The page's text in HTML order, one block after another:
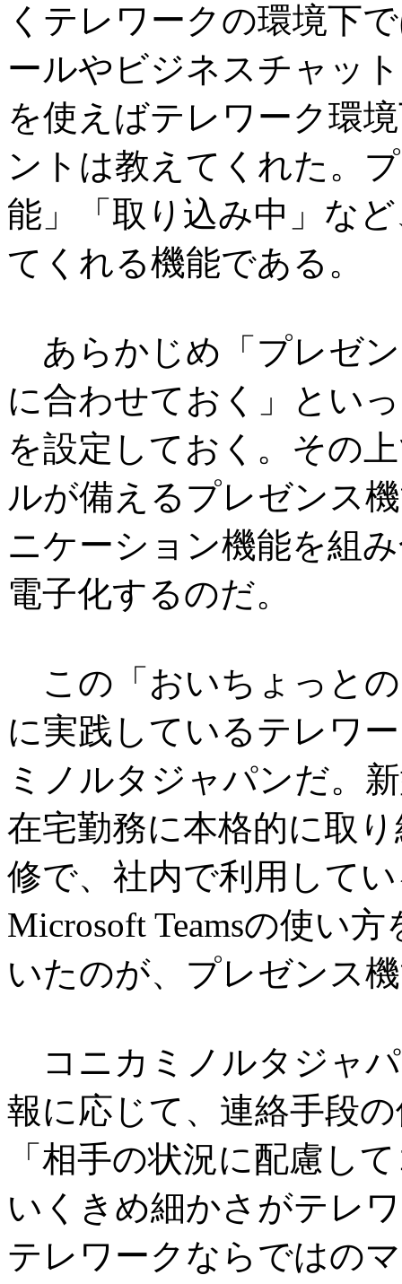
くテレワークの環境下
ールやビジネスチャッ
を使えばテレワーク環
ントは教えてくれた。
能」「取り込み中」な
てくれる機能である。
あらかじめ「プレゼ
に合わせておく」とい
を設定しておく。その
ルが備えるプレゼンス
ニケーション機能を組
電子化するのだ。
この「おいちょっと
に実践しているテレワ
ミノルタジャパンだ。
在宅勤務に本格的に取
修で、社内で利用して
Microsoft Teamsの使い
いたのが、プレゼンス
コニカミノルタジャ
報に応じて、連絡手段
「相手の状況に配慮し
いくきめ細かさがテレ
テレワークならではの